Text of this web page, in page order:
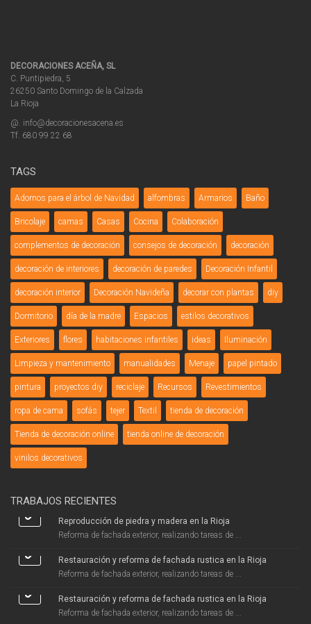
DECORACIONES ACEÑA, SL
C. Puntipiedra, 5
26250 Santo Domingo de la Calzada
La Rioja
@. info@decoracionesacena.es
Tf. 680 99 22 68
TAGS
Adornos para el árbol de Navidad alfombras Armarios Baño
Bricolaje camas Casas Cocina Colaboración
complementos de decoración consejos de decoración decoración
decoración de interiores decoración de paredes Decoración Infantil
decoración interior Decoración Navideña decorar con plantas diy
Dormitorio día de la madre Espacios estilos decorativos
Exteriores flores habitaciones infantiles ideas Iluminación
Limpieza y mantenimiento manualidades Menaje papel pintado
pintura proyectos diy reciclaje Recursos Revestimientos
ropa de cama sofás tejer Textil tienda de decoración
Tienda de decoración online tienda online de decoración
vinilos decorativos
TRABAJOS RECIENTES
Reproducción de piedra y madera en la Rioja
Reforma de fachada exterior, realizando tareas de ...
Restauración y reforma de fachada rustica en la Rioja
Reforma de fachada exterior, realizando tareas de ...
Restauración y reforma de fachada rustica en la Rioja
Reforma de fachada exterior, realizando tareas de ...